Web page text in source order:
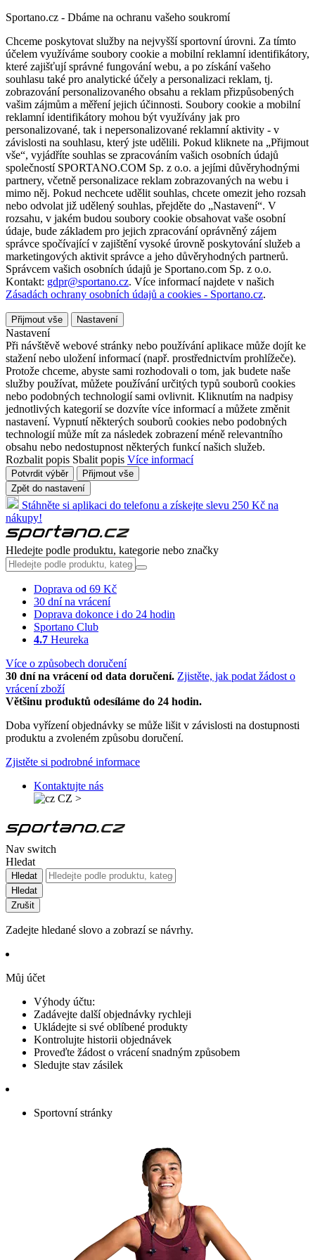
Sportano.cz - Dbáme na ochranu vašeho soukromí
Chceme poskytovat služby na nejvyšší sportovní úrovni. Za tímto
účelem využíváme soubory cookie a mobilní reklamní identifikátory,
které zajišťují správné fungování webu, a po získání vašeho
souhlasu také pro analytické účely a personalizaci reklam, tj.
zobrazování personalizovaného obsahu a reklam přizpůsobených
vašim zájmům a měření jejich účinnosti. Soubory cookie a mobilní
reklamní identifikátory mohou být využívány jak pro
personalizované, tak i nepersonalizované reklamní aktivity - v
závislosti na souhlasu, který jste udělili. Pokud kliknete na „Přijmout
vše“, vyjádříte souhlas se zpracováním vašich osobních údajů
společností SPORTANO.COM Sp. z o.o. a jejími důvěryhodnými
partnery, včetně personalizace reklam zobrazovaných na webu i
mimo něj. Pokud nechcete udělit souhlas, chcete omezit jeho rozsah
nebo odvolat již udělený souhlas, přejděte do „Nastavení“. V
rozsahu, v jakém budou soubory cookie obsahovat vaše osobní
údaje, bude základem pro jejich zpracování oprávněný zájem
správce spočívající v zajištění vysoké úrovně poskytování služeb a
marketingových aktivit správce a jeho důvěryhodných partnerů.
Správcem vašich osobních údajů je Sportano.com Sp. z o.o.
Kontakt: gdpr@sportano.cz. Více informací najdete v našich
Zásadách ochrany osobních údajů a cookies - Sportano.cz.
Přijmout vše Nastavení
Nastavení
Při návštěvě webové stránky nebo používání aplikace může dojít ke
stažení nebo uložení informací (např. prostřednictvím prohlížeče).
Protože chceme, abyste sami rozhodovali o tom, jak budete naše
služby používat, můžete používání určitých typů souborů cookies
nebo podobných technologií sami ovlivnit. Kliknutím na nadpisy
jednotlivých kategorií se dozvíte více informací a můžete změnit
nastavení. Vypnutí některých souborů cookies nebo podobných
technologií může mít za následek zobrazení méně relevantního
obsahu nebo nedostupnost některých funkcí našich služeb.
Rozbalit popis Sbalit popis Více informací
Potvrdit výběr
Přijmout vše
Zpět do nastavení
Stáhněte si aplikaci do telefonu a získejte slevu 250 Kč na
nákupy!
Hledejte podle produktu, kategorie nebo značky
Doprava od 69 Kč
30 dní na vrácení
Doprava dokonce i do 24 hodin
Sportano Club
4.7 Heureka
Více o způsobech doručení
30 dní na vrácení od data doručení. Zjistěte, jak podat žádost o
vrácení zboží
Většinu produktů odesíláme do 24 hodin.
Doba vyřízení objednávky se může lišit v závislosti na dostupnosti
produktu a zvoleném způsobu doručení.
Zjistěte si podrobné informace
Kontaktujte nás
CZ >
Nav switch
Hledat
Hledat
Hledat
Zrušit
Zadejte hledané slovo a zobrazí se návrhy.
Můj účet
Výhody účtu:
Zadávejte další objednávky rychleji
Ukládejte si své oblíbené produkty
Kontrolujte historii objednávek
Proveďte žádost o vrácení snadným způsobem
Sledujte stav zásilek
Sportovní stránky